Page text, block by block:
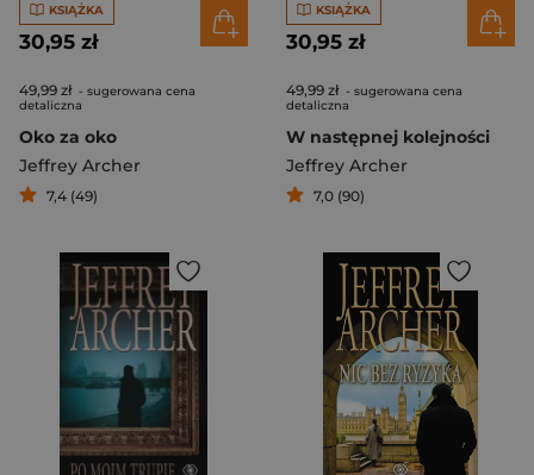
KSIĄŻKA
30,95 zł
49,99 zł - sugerowana cena
detaliczna
Oko za oko
Jeffrey Archer
7,4 (49)
KSIĄŻKA
30,95 zł
49,99 zł - sugerowana cena
detaliczna
W następnej kolejności
Jeffrey Archer
7,0 (90)